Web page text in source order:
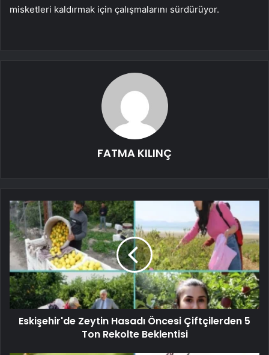
misketleri kaldırmak için çalışmalarını sürdürüyor.
FATMA KILINÇ
Eskişehir'de Zeytin Hasadı Öncesi Çiftçilerden 5
Ton Rekolte Beklentisi